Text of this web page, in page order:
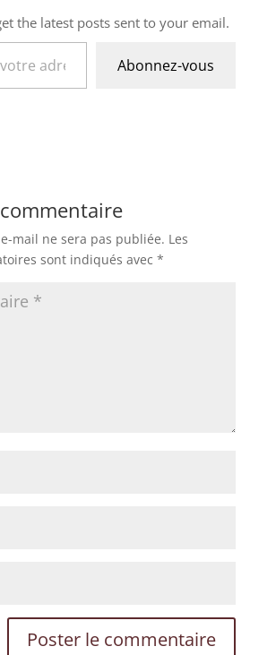
the latest posts sent to your email.
Abonnez-vous
mail ne sera pas publiée. Les
sont indiqués avec *